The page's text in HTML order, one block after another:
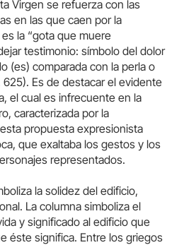
Virgen se refuerza con las
en las que caen por la
la “gota que muere
testimonio: símbolo del dolor
(es) comparada con la perla o
625). Es de destacar el evidente
el cual es infrecuente en la
caracterizada por la
propuesta expresionista
que exaltaba los gestos y los
representados.
la solidez del edificio,
La columna simboliza el
y significado al edificio que
éste significa. Entre los griegos